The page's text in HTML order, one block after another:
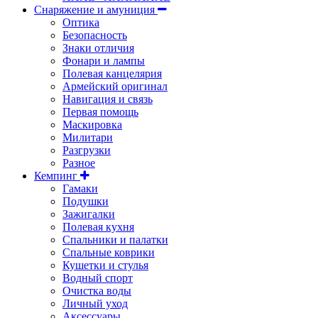
Снаряжение и амуниция
Оптика
Безопасность
Знаки отличия
Фонари и лампы
Полевая канцелярия
Армейский оригинал
Навигация и связь
Первая помощь
Маскировка
Милитари
Разгрузки
Разное
Кемпинг
Гамаки
Подушки
Зажигалки
Полевая кухня
Спальники и палатки
Спальные коврики
Кушетки и стулья
Водный спорт
Очистка воды
Личный уход